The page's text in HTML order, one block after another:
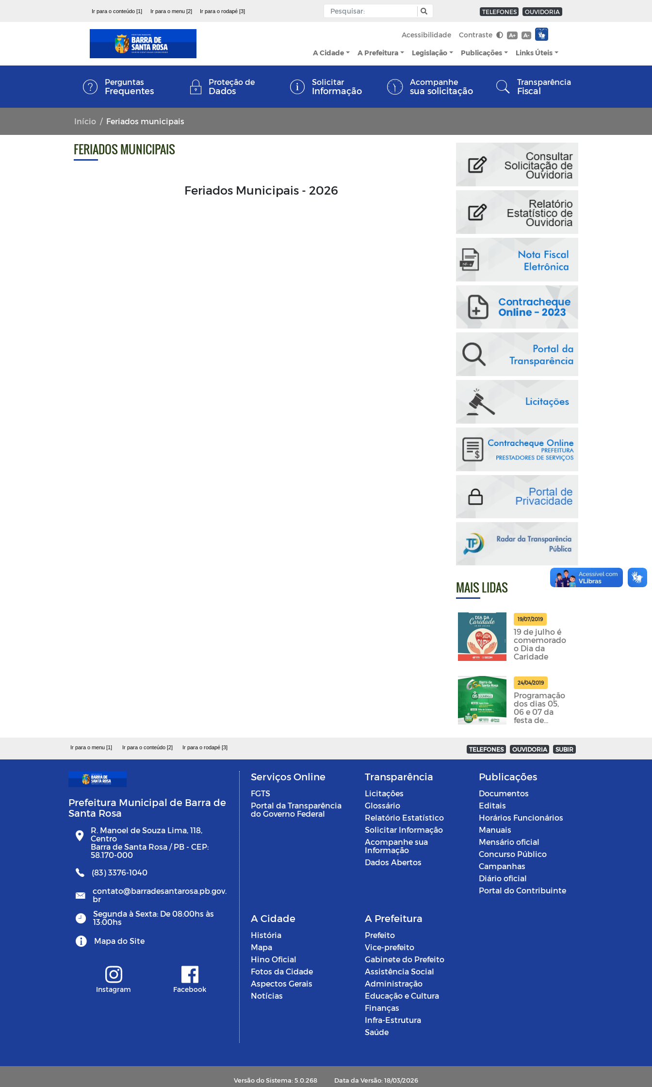
Ir para o conteúdo [1] Ir para o menu [2] Ir para o rodapé [3] TELEFONES OUVIDORIA
Acessibilidade Contraste A+ A-
A Cidade A Prefeitura Legislação Publicações Links Úteis
Perguntas
Frequentes
Proteção de
Dados
Solicitar
Informação
Acompanhe
sua solicitação
Transparência
Fiscal
Início Feriados municipais
FERIADOS MUNICIPAIS
Feriados Municipais - 2026
MAIS LIDAS
19/07/2019
19 de julho é
comemorado
o Dia da
Caridade
24/04/2019
Programação
dos dias 05,
06 e 07 da
festa de
foram
divulgadas
Ir para o menu [1] Ir para o conteúdo [2] Ir para o rodapé [3] TELEFONES OUVIDORIA SUBIR
Prefeitura Municipal de Barra de
Santa Rosa
R. Manoel de Souza Lima, 118,
Centro
Barra de Santa Rosa / PB - CEP:
58.170-000
(83) 3376-1040
contato@barradesantarosa.pb.gov.
br
Segunda à Sexta: De 08:00hs às
13:00hs
Mapa do Site
Instagram Facebook
Serviços Online
FGTS
Portal da Transparência
do Governo Federal
Transparência
Licitações
Glossário
Relatório Estatístico
Solicitar Informação
Acompanhe sua
Informação
Dados Abertos
Publicações
Documentos
Editais
Horários Funcionários
Manuais
Mensário oficial
Concurso Público
Campanhas
Diário oficial
Portal do Contribuinte
A Cidade
História
Mapa
Hino Oficial
Fotos da Cidade
Aspectos Gerais
Notícias
A Prefeitura
Prefeito
Vice-prefeito
Gabinete do Prefeito
Assistência Social
Administração
Educação e Cultura
Finanças
Infra-Estrutura
Saúde
Versão do Sistema: 5.0.268 Data da Versão: 18/03/2026